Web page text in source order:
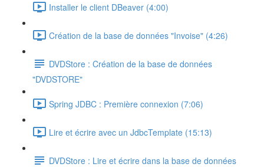
Installer le client DBeaver (4:00)
Création de la base de données "Invoise" (4:26)
DVDStore : Création de la base de données
"DVDSTORE"
Spring JDBC : Première connexion (7:06)
Lire et écrire avec un JdbcTemplate (15:13)
DVDStore : Lire et écrire dans la base de données